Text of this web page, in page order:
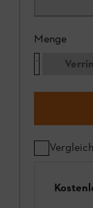
Menge